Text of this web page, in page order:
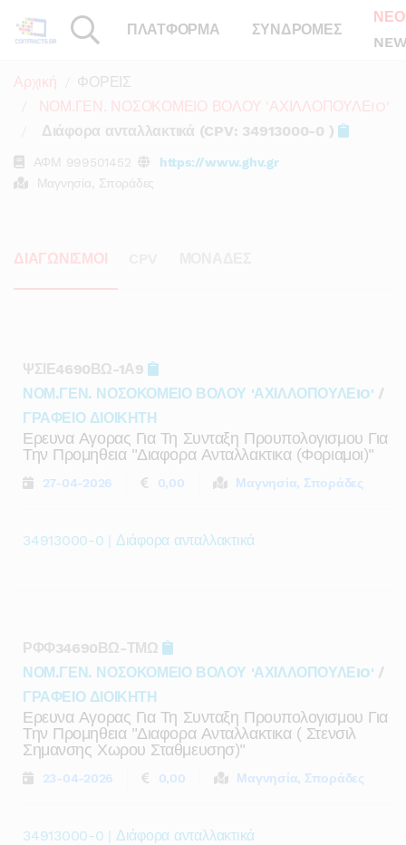
ΠΛΑΤΦΟΡΜΑ ΣΥΝΔΡΟΜΕΣ
Αρχική
ΦΟΡΕΙΣ
ΝΟΜ.ΓΕΝ. ΝΟΣΟΚΟΜΕΙΟ ΒΟΛΟΥ 'ΑΧΙΛΛΟΠΟΥΛΕIO'
Διάφορα ανταλλακτικά (CPV: 34913000-0 )
ΑΦΜ 999501452
https://www.ghv.gr
Μαγνησία, Σποράδες
ΔΙΑΓΩΝΙΣΜΟΙ
ΨΣΙΕ4690ΒΩ-1Α9
ΝΟΜ.ΓΕΝ. ΝΟΣΟΚΟΜΕΙΟ ΒΟΛΟΥ 'ΑΧΙΛΛΟΠΟΥΛΕIO' /
ΓΡΑΦΕΙΟ ΔΙΟΙΚΗΤΗ
Ερευνα Αγορας Για Τη Συνταξη Προυπολογισμου Για
Την Προμηθεια "διαφορα Ανταλλακτικα (φοριαμοι)"
27-04-2026 0,00 Μαγνησία, Σποράδες
34913000-0 | Διάφορα ανταλλακτικά
ΡΦΦ34690ΒΩ-ΤΜΩ
ΝΟΜ.ΓΕΝ. ΝΟΣΟΚΟΜΕΙΟ ΒΟΛΟΥ 'ΑΧΙΛΛΟΠΟΥΛΕIO' /
ΓΡΑΦΕΙΟ ΔΙΟΙΚΗΤΗ
Ερευνα Αγορας Για Τη Συνταξη Προυπολογισμου Για
Την Προμηθεια "διαφορα Ανταλλακτικα ( Στενσιλ
Σημανσης Χωρου Σταθμευσησ)"
23-04-2026 0,00 Μαγνησία, Σποράδες
34913000-0 | Διάφορα ανταλλακτικά